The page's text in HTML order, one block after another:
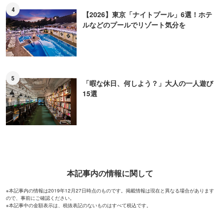
4
【2026】東京「ナイトプール」6選！ホテ
ルなどのプールでリゾート気分を
5
「暇な休日、何しよう？」大人の一人遊び
15選
本記事内の情報に関して
※本記事内の情報は2019年12月27日時点のものです。掲載情報は現在と異なる場合があります
ので、事前にご確認ください。
※本記事中の金額表示は、税抜表記のないものはすべて税込です。